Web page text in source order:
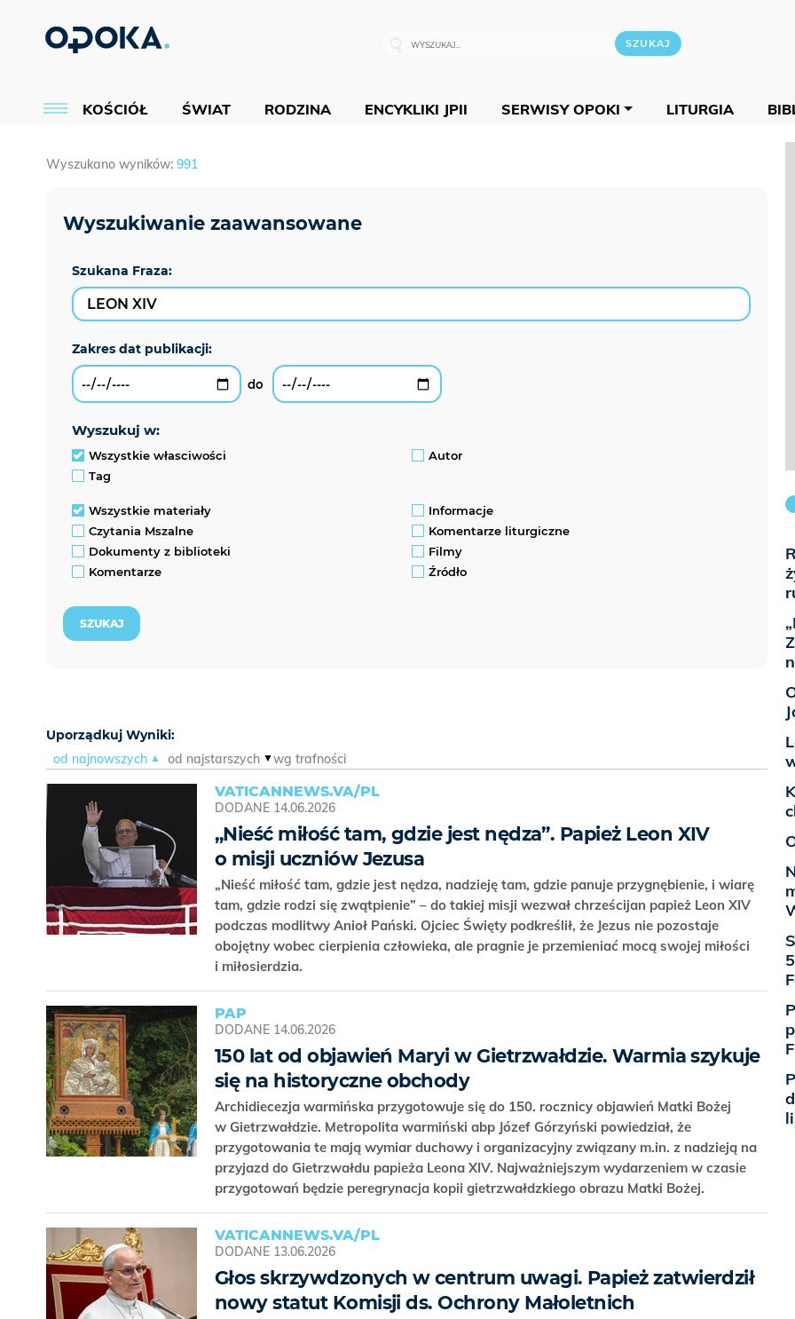
KOŚCIÓŁ ŚWIAT RODZINA ENCYKLIKI JPII SERWISY OPOKI LITURGIA
Wyszukano wyników: 991
Szukana Fraza:
wyszukuj w:
Wszystkie własciwości
Autor
Tag
Wszystkie materiały
Informacje
Czytania Mszalne
Komentarze liturgiczne
Dokumenty z biblioteki
Filmy
Komentarze
Źródło
Uporządkuj Wyniki:
od najnowszych
od najstarszych wg trafności
VATICANNEWS.VA/PL
DODANE 14.06.2026
„Nieść miłość tam, gdzie jest nędza”. Papież Leon XIV
o misji uczniów Jezusa
„Nieść miłość tam, gdzie jest nędza, nadzieję tam, gdzie panuje przygnębienie, i wiarę
tam, gdzie rodzi się zwątpienie” – do takiej misji wezwał chrześcijan papież Leon XIV
podczas modlitwy Anioł Pański. Ojciec Święty podkreślił, że Jezus nie pozostaje
obojętny wobec cierpienia człowieka, ale pragnie je przemieniać mocą swojej miłości
i miłosierdzia.
PAP
DODANE 14.06.2026
150 lat od objawień Maryi w Gietrzwałdzie. Warmia szykuje
się na historyczne obchody
Archidiecezja warmińska przygotowuje się do 150. rocznicy objawień Matki Bożej
w Gietrzwałdzie. Metropolita warmiński abp Józef Górzyński powiedział, że
przygotowania te mają wymiar duchowy i organizacyjny związany m.in. z nadzieją na
przyjazd do Gietrzwałdu papieża Leona XIV. Najważniejszym wydarzeniem w czasie
przygotowań będzie peregrynacja kopii gietrzwałdzkiego obrazu Matki Bożej.
VATICANNEWS.VA/PL
DODANE 13.06.2026
Głos skrzywdzonych w centrum uwagi. Papież zatwierdził
nowy statut Komisji ds. Ochrony Małoletnich